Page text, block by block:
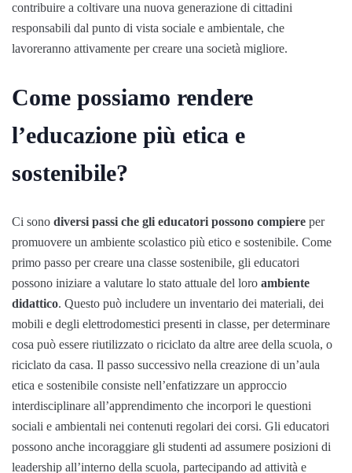
contribuire a coltivare una nuova generazione di cittadini
responsabili dal punto di vista sociale e ambientale, che
lavoreranno attivamente per creare una società migliore.
Come possiamo rendere
l’educazione più etica e
sostenibile?
Ci sono diversi passi che gli educatori possono compiere per
promuovere un ambiente scolastico più etico e sostenibile. Come
primo passo per creare una classe sostenibile, gli educatori
possono iniziare a valutare lo stato attuale del loro ambiente
didattico. Questo può includere un inventario dei materiali, dei
mobili e degli elettrodomestici presenti in classe, per determinare
cosa può essere riutilizzato o riciclato da altre aree della scuola, o
riciclato da casa. Il passo successivo nella creazione di un’aula
etica e sostenibile consiste nell’enfatizzare un approccio
interdisciplinare all’apprendimento che incorpori le questioni
sociali e ambientali nei contenuti regolari dei corsi. Gli educatori
possono anche incoraggiare gli studenti ad assumere posizioni di
leadership all’interno della scuola, partecipando ad attività e